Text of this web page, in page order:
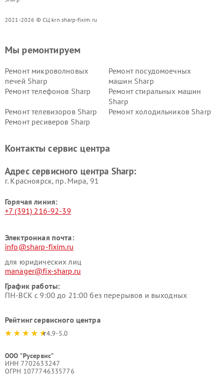
2021-2026 © СЦ krn.sharp-fixim.ru
Мы ремонтируем
Ремонт микроволновых
печей Sharp
Ремонт посудомоечных
машин Sharp
Ремонт телефонов Sharp
Ремонт стиральных машин
Sharp
Ремонт телевизоров Sharp
Ремонт холодильников Sharp
Ремонт ресиверов Sharp
Контакты сервис центра
Адрес сервисного центра Sharp:
г. Красноярск, ​пр. Мира, 91
Горячая линия:
+7 (391) 216-92-39
Электронная почта:
info@sharp-fixim.ru
для юридических лиц
manager@fix-sharp.ru
График работы:
ПН-ВСК с 9:00 до 21:00 без перерывов и выходных
Рейтинг сервисного центра
4.9-5.0
ООО "Русервис"
ИНН 7702633247
ОГРН 1077746335776